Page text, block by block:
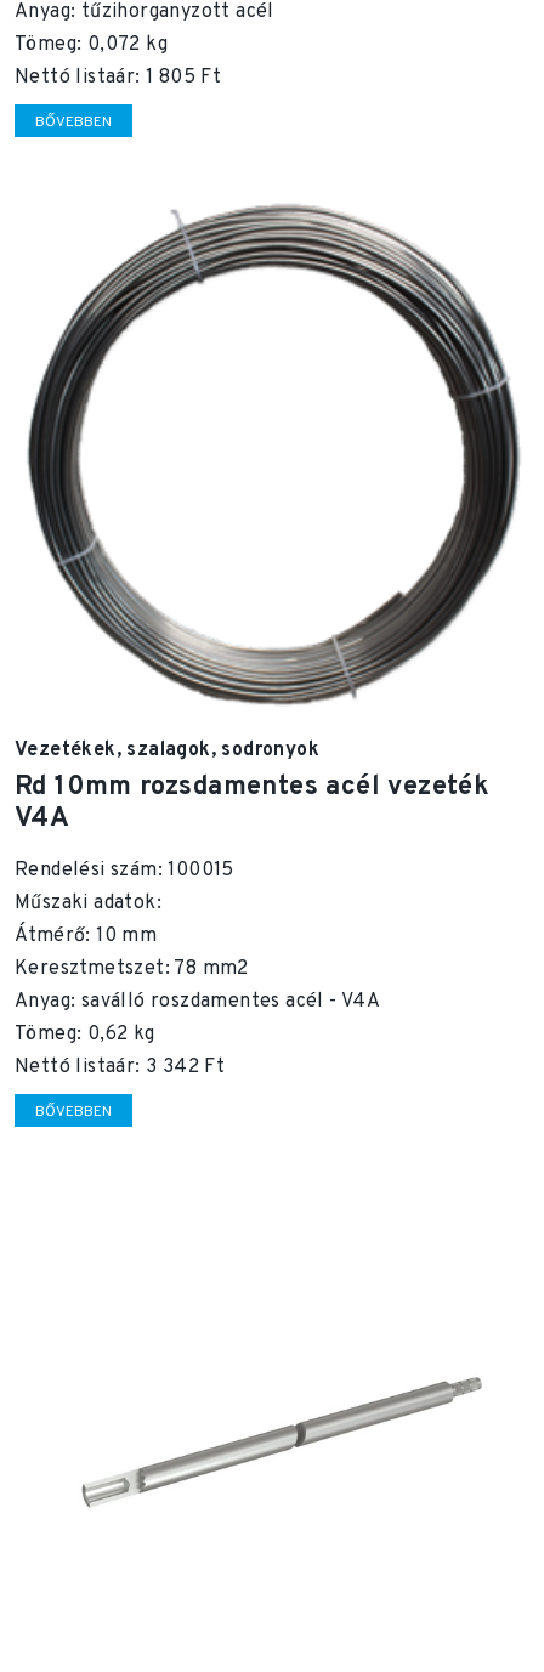
Anyag: tűzihorganyzott acél
Tömeg: 0,072 kg
Nettó listaár: 1 805 Ft
BŐVEBBEN
Vezetékek, szalagok, sodronyok
Rd 10mm rozsdamentes acél vezeték
V4A
Rendelési szám: 100015
Műszaki adatok:
Átmérő: 10 mm
Keresztmetszet: 78 mm2
Anyag: saválló roszdamentes acél - V4A
Tömeg: 0,62 kg
Nettó listaár: 3 342 Ft
BŐVEBBEN